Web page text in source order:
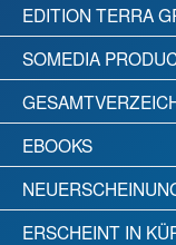
EDITION TERRA
SOMEDIA
EBOOKS
ERSCHEINT IN